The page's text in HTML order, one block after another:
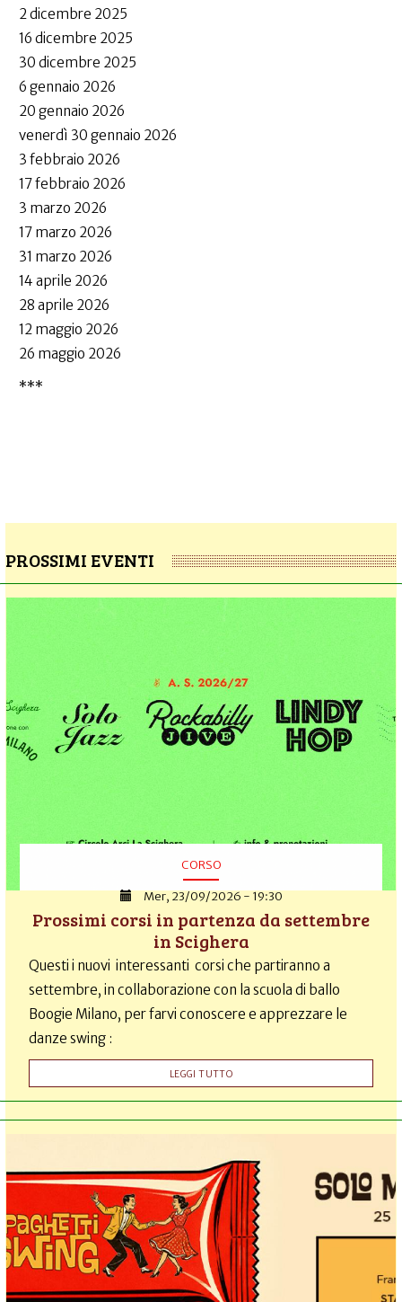
2 dicembre 2025
16 dicembre 2025
30 dicembre 2025
6 gennaio 2026
20 gennaio 2026
venerdì 30 gennaio 2026
3 febbraio 2026
17 febbraio 2026
3 marzo 2026
17 marzo 2026
31 marzo 2026
14 aprile 2026
28 aprile 2026
12 maggio 2026
26 maggio 2026
***
PROSSIMI EVENTI
CORSO
Mer, 23/09/2026 - 19:30
Prossimi corsi in partenza da settembre
in Scighera
Questi i nuovi interessanti corsi che partiranno a
settembre, in collaborazione con la scuola di ballo
Boogie Milano, per farvi conoscere e apprezzare le
danze swing :
LEGGI TUTTO